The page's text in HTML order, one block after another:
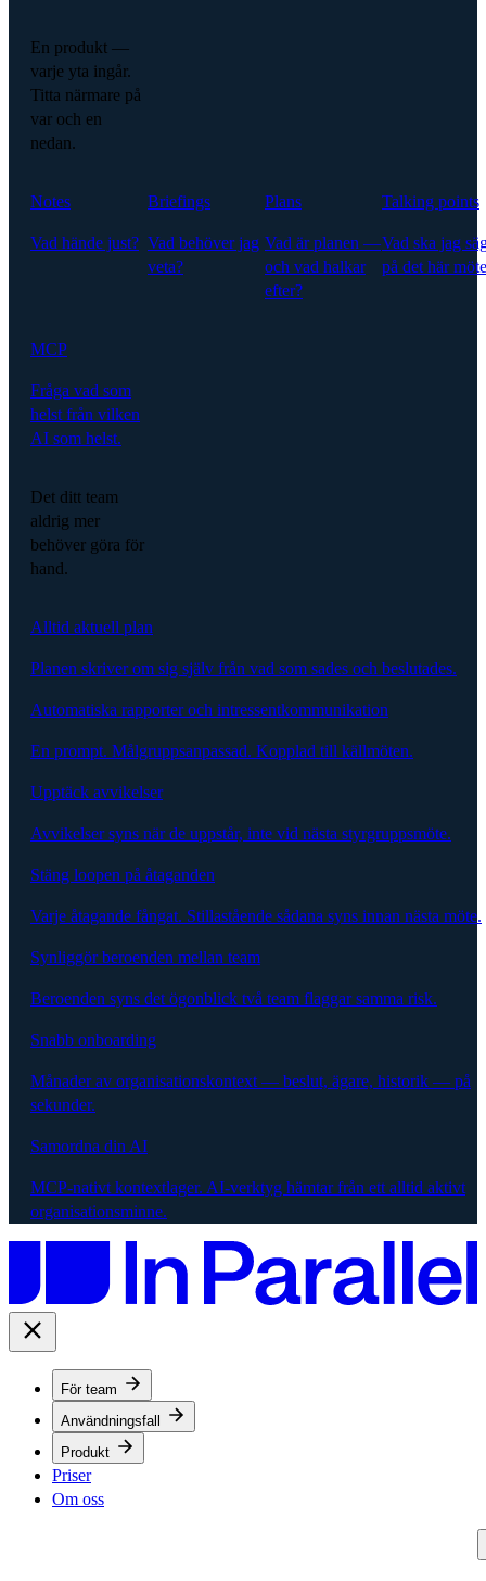
En produkt —
varje yta ingår.
Titta närmare på
var och en
nedan.
Notes
Vad hände just?
Briefings
Vad behöver jag
veta?
Plans
Vad är planen —
och vad halkar
efter?
Talking points
Vad ska jag
på det här
MCP
Fråga vad som
helst från vilken
AI som helst.
Det ditt team
aldrig mer
behöver göra för
hand.
Alltid aktuell plan
Planen skriver om sig själv från vad som sades och beslutades.
Automatiska rapporter och intressentkommunikation
En prompt. Målgruppsanpassad. Kopplad till källmöten.
Upptäck avvikelser
Avvikelser syns när de uppstår, inte vid nästa styrgruppsmöte.
Stäng loopen på åtaganden
Varje åtagande fångat. Stillastående sådana syns innan nästa möte.
Synliggör beroenden mellan team
Beroenden syns det ögonblick två team flaggar samma risk.
Snabb onboarding
Månader av organisationskontext — beslut, ägare, historik — på
sekunder.
Samordna din AI
MCP-nativt kontextlager. AI-verktyg hämtar från ett alltid aktivt
organisationsminne.
För team
Användningsfall
Produkt
Priser
Om oss